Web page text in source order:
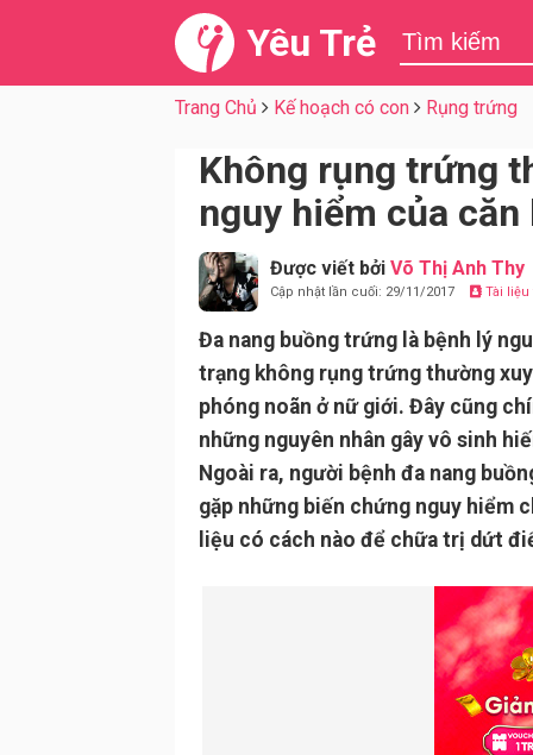
Yêu Trẻ
Trang Chủ Kế hoạch có con Rụng trứng
Không rụng trứng
nguy hiểm của
Được viết bởi Võ Thị Anh Thy
Cập nhật lần cuối: 29/11/2017 Tài
Đa nang buồng trứng là bệnh lý
trạng không rụng trứng thường
phóng noãn ở nữ giới. Đây cũng
những nguyên nhân gây vô sinh
Ngoài ra, người bệnh đa nang
gặp những biến chứng nguy hiểm
liệu có cách nào để chữa trị dứt